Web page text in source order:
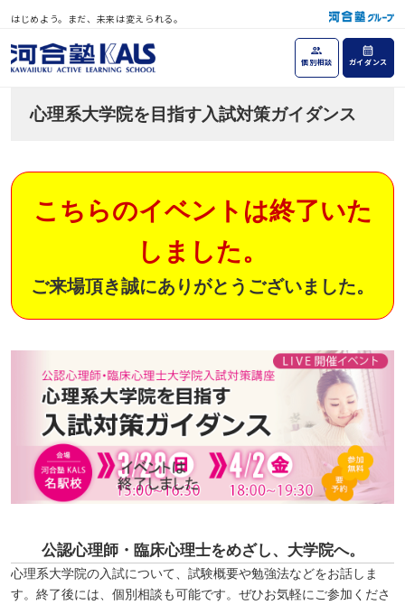
はじめよう。まだ、未来は変えられる。
個別相談 ガイダンス
心理系大学院を目指す入試対策ガイダンス
こちらのイベントは終了いた
しました。
ご来場頂き誠にありがとうございました。
公認心理師・臨床心理士をめざし、大学院へ。
心理系大学院の入試について、試験概要や勉強法などをお話しま
す。終了後には、個別相談も可能です。ぜひお気軽にご参加くださ